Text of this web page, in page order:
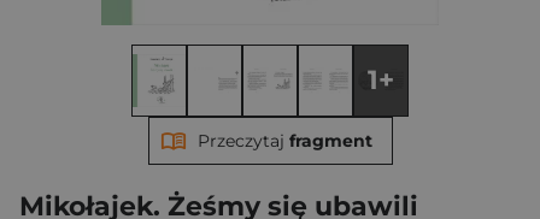
Mikołajek. Żeśmy się ubawili
1+
Przeczytaj fragment